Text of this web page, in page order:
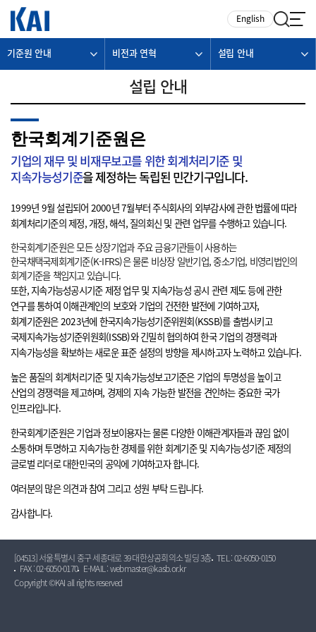
English
기준원 안내 비전과 연혁 설립 안내
설립 안내
한국회계기준원은
기업의 재무 및 비재무보고를 위한 회계처리기준 및
지속가능성기준을 제정하는 독립된 민간기구입니다.
1999년 9월 설립되어 2000년 7월부터 주식회사의 외부감사에 관한 법률에 따라
회계처리기준의 제정, 개정, 해석, 질의회신 및 관련 업무를 수행하고 있습니다.
한국회계기준원은 모든 상장기업과 주요 금융기관들이 사용하는
한국채택국제회계기준(K-IFRS)은 물론 비상장 일반기업, 중소기업, 비영리법인의
회계기준을 책임지고 있습니다.
또한, 지속가능성공시기준 제정 업무 및 지속가능성 공시 관련 제도 등에 관한
연구를 통하여 이해관계인의 보호와 기업의 건전한 발전에 기여하고자,
회계기준원은 2023년에 한국지속가능성기준위원회(KSSB)를 출범시키고
국제지속가능성기준위원회(ISSB)와 긴밀히 협의하여 한국 기업의 경쟁력과
지속가능성을 확보하는 새로운 표준 설정의 방향을 제시하고자 노력하고 있습니다.
높은 품질의 회계처리기준 및 지속가능성보고기준은 기업의 투명성을 높이고
산업의 경쟁력을 제고하며, 경제의 지속 가능한 발전을 견인하는 중요한 국가
인프라입니다.
한국회계기준원은 기업과 정보이용자는 물론 다양한 이해관계자들과 끊임 없이
소통하며 투명하고 지속가능한 경제를 위한 회계기준 및 지속가능성기준 제정의
글로벌 리더로 대한민국의 공익에 기여하고자 합니다.
여러분의 많은 의견과 참여 그리고 성원 부탁 드립니다.
감사합니다.
[04513] 서울특별시 중구 세종대로 39 대한상공회의소 빌딩 3층 TEL : 02-6050-0150
FAX : 02-6050-0170
E-MAIL : webmaster@kasb.or.kr
Copyright ©KAI all rights reserved